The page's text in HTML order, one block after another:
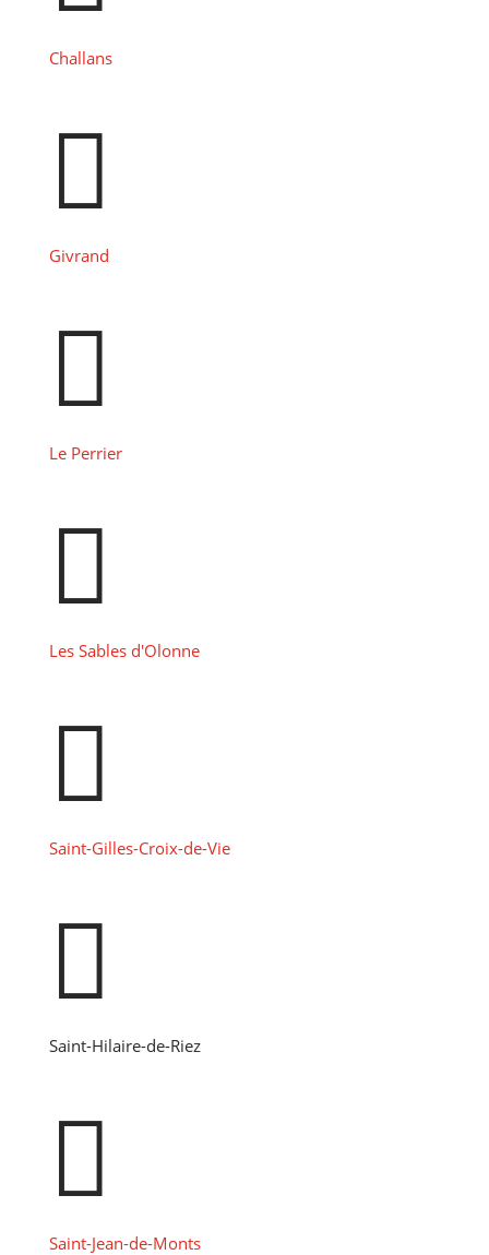
Challans

Givrand

Le Perrier

Les Sables d'Olonne

Saint-Gilles-Croix-de-Vie

Saint-Hilaire-de-Riez

Saint-Jean-de-Monts